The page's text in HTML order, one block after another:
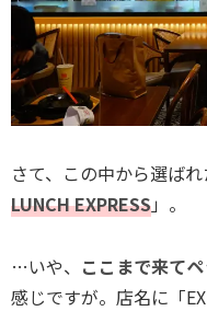
さて、この中から選ば
LUNCH EXPRESS」。
…いや、 ここまで来て
感じですが。店名に「